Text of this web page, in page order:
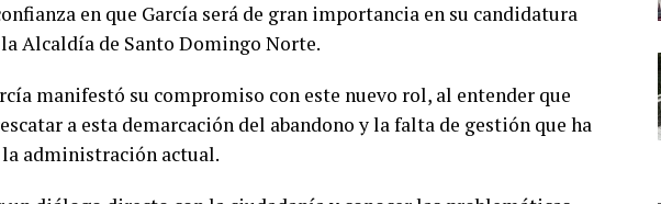
en que García será de gran importancia en su candidatura
Alcaldía de Santo Domingo Norte.
manifestó su compromiso con este nuevo rol, al entender que
a esta demarcación del abandono y la falta de gestión que ha
administración actual.